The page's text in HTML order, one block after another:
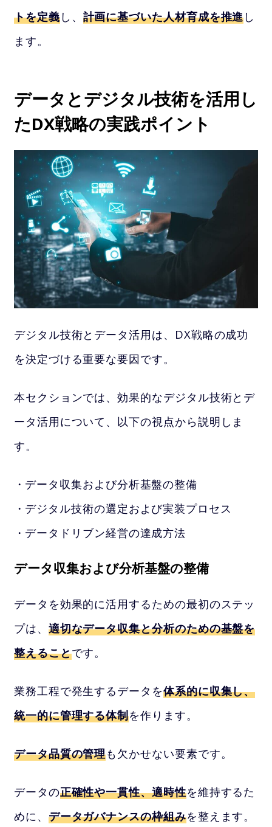
トを定義し、 計画に基づいた人材育成を推進し
ます。
データとデジタル技術を活用し
たDX戦略の実践ポイント
デジタル技術とデータ活用は、DX戦略の成功
を決定づける重要な要因です。
本セクションでは、効果的なデジタル技術とデ
ータ活用について、以下の視点から説明しま
す。
データ収集および分析基盤の整備
デジタル技術の選定および実装プロセス
データドリブン経営の達成方法
データ収集および分析基盤の整備
データを効果的に活用するための最初のステッ
プは、 適切なデータ収集と分析のための基盤を
整えることです。
業務工程で発生するデータを体系的に収集し、
統一的に管理する体制を作ります。
データ品質の管理も欠かせない要素です。
データの正確性や一貫性、適時性を維持するた
めに、 データガバナンスの枠組みを整えます。